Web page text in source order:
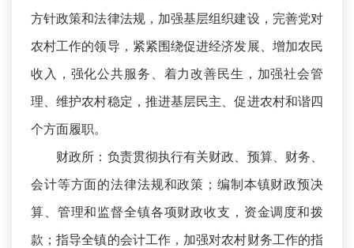
方针政策和法律法规，加强基层组织建设，完善党对
农村工作的领导，紧紧围绕促进经济发展、增加农民
收入，强化公共服务、着力改善民生，加强社会管
理、维护农村稳定，推进基层民主、促进农村和谐四
个方面履职。
财政所：负责贯彻执行有关财政、预算、财务、
会计等方面的法律法规和政策；编制本镇财政预决
算、管理和监督全镇各项财政收支，资金调度和拨
款；指导全镇的会计工作，加强对农村财务工作的指